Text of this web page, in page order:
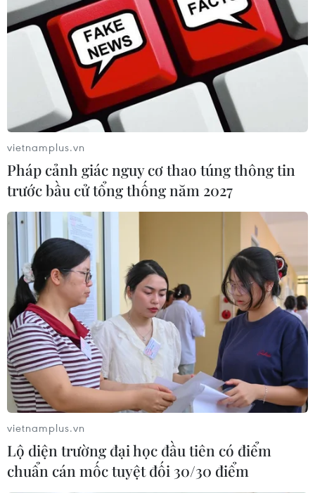
vietnamplus.vn
Pháp cảnh giác nguy cơ thao túng thông tin
trước bầu cử tổng thống năm 2027
vietnamplus.vn
Lộ diện trường đại học đầu tiên có điểm
chuẩn cán mốc tuyệt đối 30/30 điểm